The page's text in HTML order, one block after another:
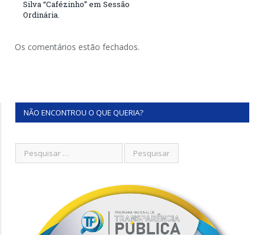
Silva “Cafézinho” em Sessão
Ordinária.
Os comentários estão fechados.
NÃO ENCONTROU O QUE QUERIA?